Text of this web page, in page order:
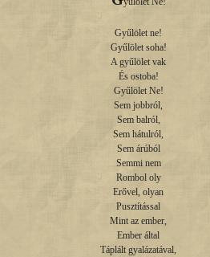
Gyűlölet ne!
Gyűlölet soha!
A gyűlölet vak
És ostoba!
Gyűlölet Ne!
Sem jobbról,
Sem balról,
Sem hátulról,
Sem árúból
Semmi nem
Rombol oly
Erővel, olyan
Pusztítással
Mint az ember,
Ember által
Táplált gyalázatával,